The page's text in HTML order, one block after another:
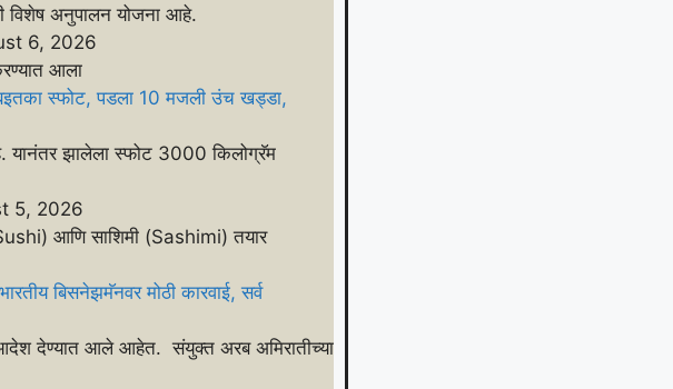
विशेष अनुपालन योजना आहे.
6, 2026
आला
स्फोट, पडला 10 मजली उंच खड्डा,
यानंतर झालेला स्फोट 3000 किलोग्रॅम
5, 2026
(Sushi) आणि साशिमी (Sashimi) तयार
बिसनेझमॅनवर मोठी कारवाई, सर्व
आदेश देण्यात आले आहेत. संयुक्त अरब अमिरातीच्या